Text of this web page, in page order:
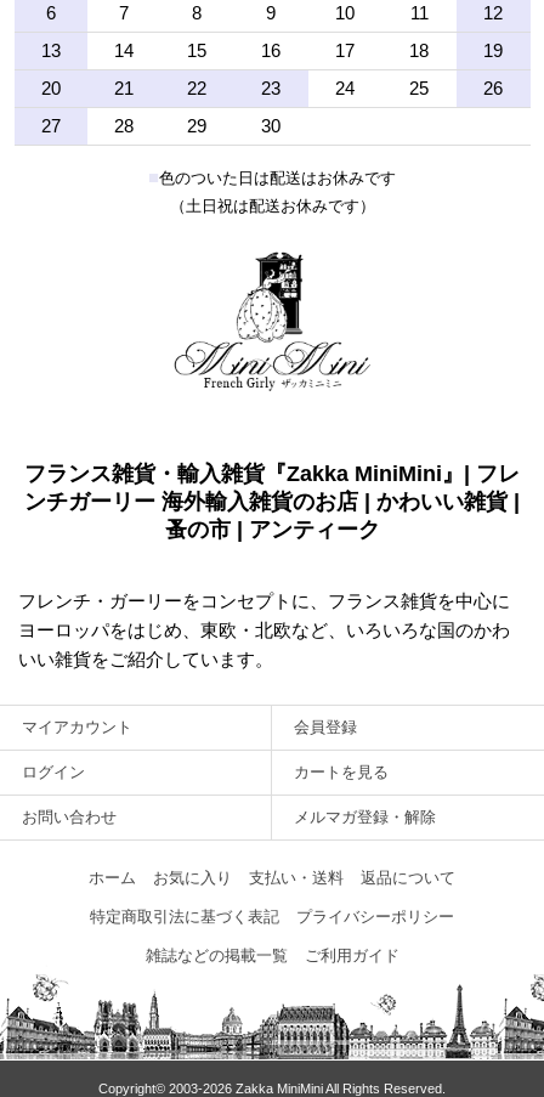
6
7 8 9 10 11
12
13
14 15 16 17 18
19
20
21 22 23 24 25
26
27
28 29 30
■色のついた日は配送はお休みです
（土日祝は配送お休みです）
フランス雑貨・輸入雑貨『Zakka MiniMini』| フレ
ンチガーリー 海外輸入雑貨のお店 | かわいい雑貨 |
蚤の市 | アンティーク
フレンチ・ガーリーをコンセプトに、フランス雑貨を中心に
ヨーロッパをはじめ、東欧・北欧など、いろいろな国のかわ
いい雑貨をご紹介しています。
マイアカウント 会員登録
ログイン カートを見る
お問い合わせ メルマガ登録・解除
ホーム お気に入り 支払い・送料 返品について
特定商取引法に基づく表記 プライバシーポリシー
雑誌などの掲載一覧 ご利用ガイド
Copyright© 2003‐2026 Zakka MiniMini All Rights Reserved.